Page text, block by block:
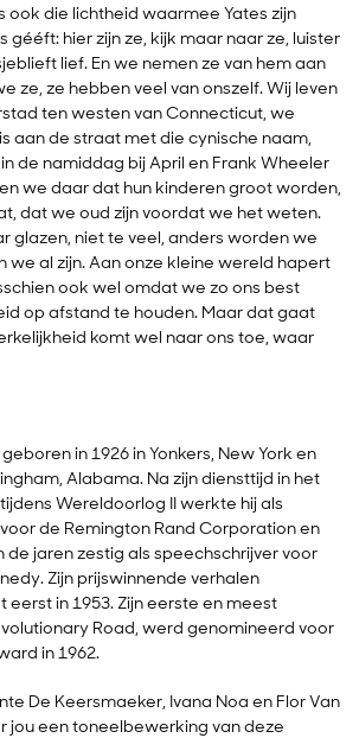
ook die lichtheid waarmee Yates zijn
gééft: hier zijn ze, kijk maar naar ze, luister
lief. En we nemen ze van hem aan
ze, ze hebben veel van onszelf. Wij leven
ten westen van Connecticut, we
aan de straat met die cynische naam,
de namiddag bij April en Frank Wheeler
we daar dat hun kinderen groot worden,
dat we oud zijn voordat we het weten.
glazen, niet te veel, anders worden we
we al zijn. Aan onze kleine wereld hapert
ook wel omdat we zo ons best
op afstand te houden. Maar dat gaat
komt wel naar ons toe, waar
in 1926 in Yonkers, New York en
Alabama. Na zijn diensttijd in het
Wereldoorlog II werkte hij als
de Remington Rand Corporation en
de jaren zestig als speechschrijver voor
Zijn prijswinnende verhalen
eerst in 1953. Zijn eerste en meest
Road, werd genomineerd voor
in 1962.
De Keersmaeker, Ivana Noa en Flor Van
jou een toneelbewerking van deze